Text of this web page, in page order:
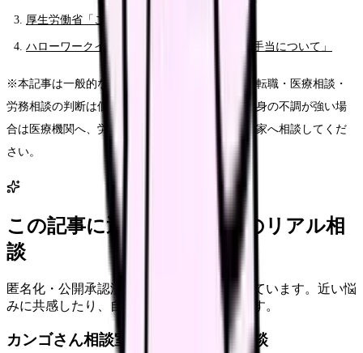
厚生労働省「こころの耳」相談窓口
ハローワークインターネットサービス「基本手当について」
※本記事は一般的な情報提供です。退職・休職・転職・医療相談・
労務相談の判断は個別事情により変わります。心身の不調が強い場
合は医療機関へ、労務トラブルは公的窓口や専門家へ相談してくだ
さい。
この記事に近い看護師さんのリアル相
談
匿名化・公開承認済みの本音だけを表示しています。近い悩
みに共感したり、自分の状況を投稿できます。
カンゴさん相談室から共有された相談